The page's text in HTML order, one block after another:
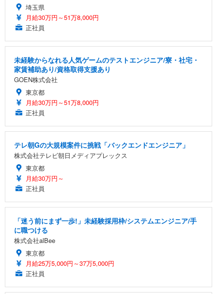
埼玉県
月給30万円～51万8,000円
正社員
未経験からなれる人気ゲームのテストエンジニア/寮・社宅・
家賃補助あり/資格取得支援あり
GOEN株式会社
東京都
月給30万円～51万8,000円
正社員
テレ朝Gの大規模案件に挑戦「バックエンドエンジニア」
株式会社テレビ朝日メディアプレックス
東京都
月給30万円～
正社員
「迷う前にまず一歩!」未経験採用枠/システムエンジニア/手
に職つける
株式会社alBee
東京都
月給25万5,000円～37万5,000円
正社員